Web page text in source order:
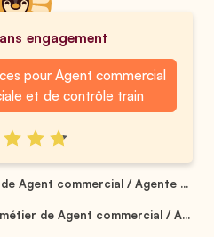
engagement
pour Agent commercial
et de contrôle train
Agent commercial / Agente ...
de Agent commercial / A...